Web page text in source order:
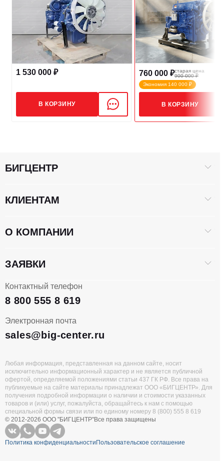
Экологический класс Евро-4
Расход топлива, г/кВт,ч ≤195
1 530 000 ₽
В КОРЗИНУ
760 000 ₽старая цена
900 000 ₽
Экономия 140 000 ₽
В КОРЗИНУ
Контактный телефон
8 800 555 8 619
Электронная почта
sales@big-center.ru
БИГЦЕНТР
КЛИЕНТАМ
О КОМПАНИИ
ЗАЯВКИ
Любая информация, представленная на данном сайте, носит
исключительно информационный характер и не является публичной
офертой, определяемой положениями статьи 437 ГК РФ. Все права на
публикуемые на сайте материалы принадлежат ООО «БИГЦЕНТР». Для
получения подробной информации о наличии и стоимости указанных
товаров и (или) услуг, пожалуйста, обращайтесь к нам с помощью
специальной формы связи или по единому номеру 8 (800) 555 8 619
© 2012-2026 ООО "БИГЦЕНТР"Все права защищены
Политика конфиденциальности Пользовательское соглашение